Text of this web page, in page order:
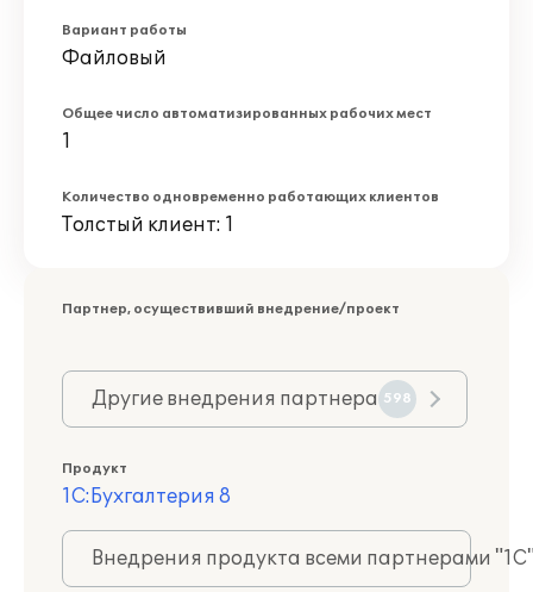
Вариант работы
Файловый
Общее число автоматизированных рабочих мест
1
Количество одновременно работающих клиентов
Толстый клиент: 1
Партнер, осуществивший внедрение/проект
Другие внедрения партнера 598
Продукт
1С:Бухгалтерия 8
Внедрения продукта всеми партнерами